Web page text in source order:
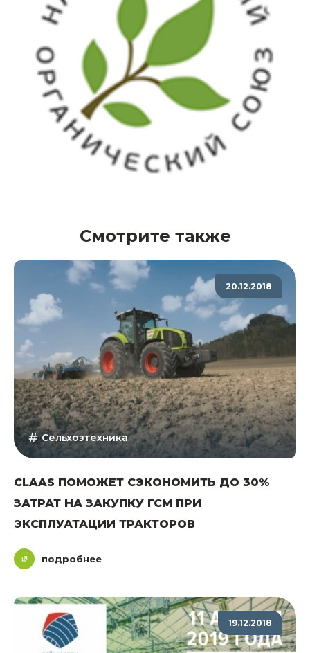
Смотрите также
20.12.2018
Сельхозтехника
CLAAS ПОМОЖЕТ СЭКОНОМИТЬ ДО 30%
ЗАТРАТ НА ЗАКУПКУ ГСМ ПРИ
ЭКСПЛУАТАЦИИ ТРАКТОРОВ
подробнее
19.12.2018